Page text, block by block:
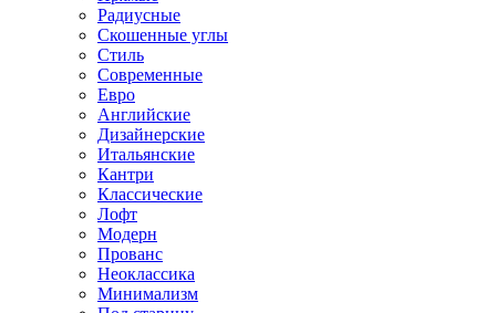
Радиусные
Скошенные углы
Стиль
Современные
Евро
Английские
Дизайнерские
Итальянские
Кантри
Классические
Лофт
Модерн
Прованс
Неоклассика
Минимализм